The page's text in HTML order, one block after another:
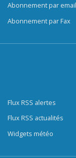
Abonnement par email
Abonnement par Fax
Flux RSS alertes
Flux RSS actualités
Widgets météo